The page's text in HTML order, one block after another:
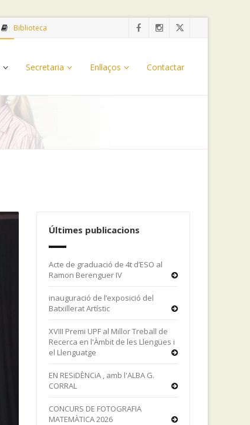
Biblioteca
Secretaria Enllaços Contactar
Últimes publicacions
Acte de graduació de 4t d’ESO al
Ramon Berenguer IV
inauguració de l’exposició del
Batxillerat Artístic
XVIII Premi UPF al Millor Treball de
Recerca en l'Àmbit de les Llengües i
el Llenguatge
EN RESiDÈNCiA , amb l'ALBA G.
CORRAL
CONCURS DE FOTOGRAFIA
MATEMÀTICA 2026